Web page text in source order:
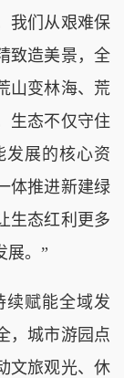
我们从艰难保
致造美景，全
山变林海、荒
生态不仅守住
发展的核心资
体推进新建绿
生态红利更多
展。”
赋能全域发
，城市游园点
文旅观光、休